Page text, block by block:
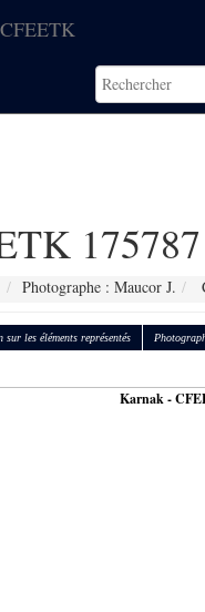
175787
Photographe : Maucor J.
sur les éléments représentés